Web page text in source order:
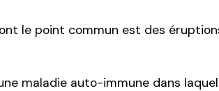
le point commun est des
maladie auto-immune dans